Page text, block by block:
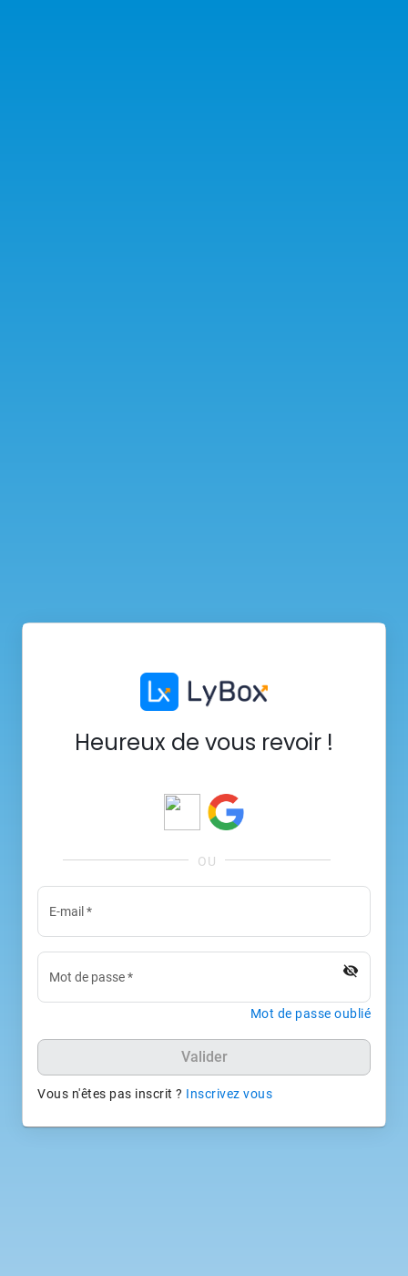
Heureux de vous revoir !
E-mail *
Mot de passe* visibility_off
Mot de passe oublié
Valider
Vous n'êtes pas inscrit ? Inscrivez vous